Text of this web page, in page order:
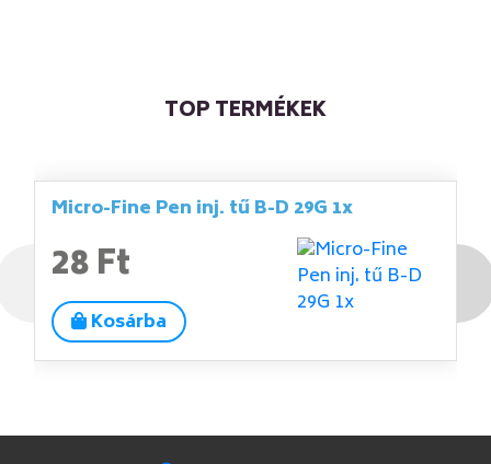
TOP TERMÉKEK
Micro-Fine Pen inj. tű B-D 29G 1x
28 Ft
Kosárba